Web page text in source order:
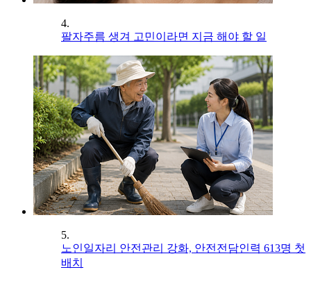
4.
팔자주름 생겨 고민이라면 지금 해야 할 일
5.
노인일자리 안전관리 강화, 안전전담인력 613명 첫
배치